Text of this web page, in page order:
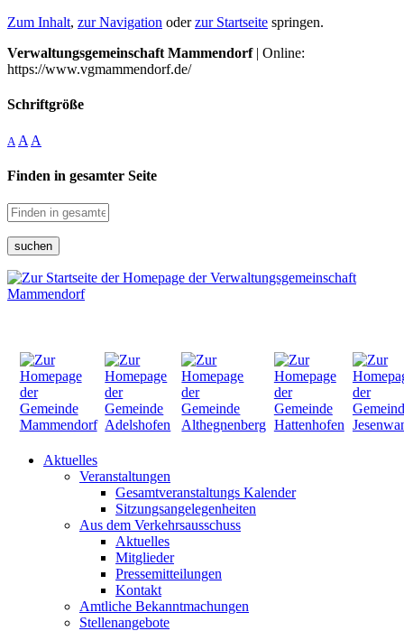
Zum Inhalt, zur Navigation oderzur Startseite springen.
Verwaltungsgemeinschaft Mammendorf| Online:
https://www.vgmammendorf.de/
Schriftgröße
A A A
Finden in gesamter Seite
suchen
Aktuelles
Veranstaltungen
Gesamtveranstaltungs Kalender
Sitzungsangelegenheiten
Aus dem Verkehrsausschuss
Aktuelles
Mitglieder
Pressemitteilungen
Kontakt
Amtliche Bekanntmachungen
Stellenangebote